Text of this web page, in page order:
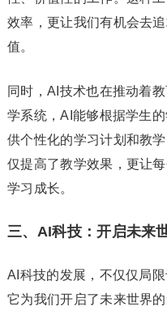
效率，更让我们有机会去
值。
同时，AI技术也在推动着
学系统，AI能够根据学生
供个性化的学习计划和教
仅提高了教学效果，更让
学习成长。
三、AI科技：开启未来
AI科技的发展，不仅仅局
它为我们开启了未来世界